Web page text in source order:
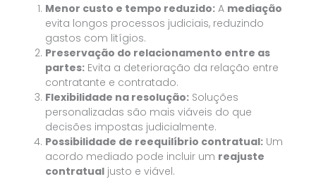
Menor custo e tempo reduzido: A mediação
evita longos processos judiciais, reduzindo
gastos com litígios.
Preservação do relacionamento entre as
partes: Evita a deterioração da relação entre
contratante e contratado.
Flexibilidade na resolução: Soluções
personalizadas são mais viáveis do que
decisões impostas judicialmente.
Possibilidade de reequilíbrio contratual: Um
acordo mediado pode incluir um reajuste
contratual justo e viável.